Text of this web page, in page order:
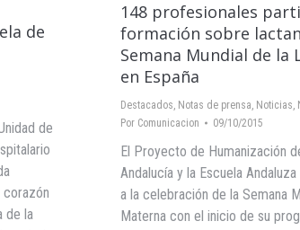
de
de
corazón
de la
148 profesionales
formación sobre
Semana Mundial de la
en España
Destacados, Notas de prensa, Noticias,
Por Comunicacion 09/10/2015
El Proyecto de Humanización
Andalucía y la Escuela
a la celebración de la Semana
Materna con el inicio de su